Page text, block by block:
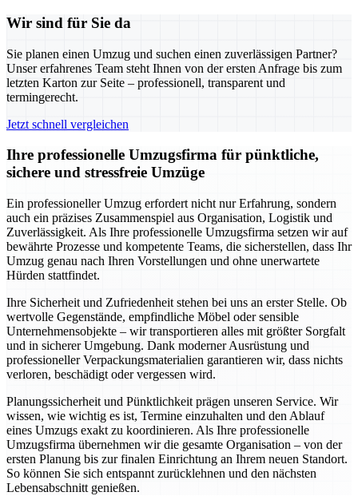
Wir sind für Sie da
Sie planen einen Umzug und suchen einen zuverlässigen Partner?
Unser erfahrenes Team steht Ihnen von der ersten Anfrage bis zum
letzten Karton zur Seite – professionell, transparent und
termingerecht.
Jetzt schnell vergleichen
Ihre professionelle Umzugsfirma für pünktliche,
sichere und stressfreie Umzüge
Ein professioneller Umzug erfordert nicht nur Erfahrung, sondern
auch ein präzises Zusammenspiel aus Organisation, Logistik und
Zuverlässigkeit. Als Ihre professionelle Umzugsfirma setzen wir auf
bewährte Prozesse und kompetente Teams, die sicherstellen, dass Ihr
Umzug genau nach Ihren Vorstellungen und ohne unerwartete
Hürden stattfindet.
Ihre Sicherheit und Zufriedenheit stehen bei uns an erster Stelle. Ob
wertvolle Gegenstände, empfindliche Möbel oder sensible
Unternehmensobjekte – wir transportieren alles mit größter Sorgfalt
und in sicherer Umgebung. Dank moderner Ausrüstung und
professioneller Verpackungsmaterialien garantieren wir, dass nichts
verloren, beschädigt oder vergessen wird.
Planungssicherheit und Pünktlichkeit prägen unseren Service. Wir
wissen, wie wichtig es ist, Termine einzuhalten und den Ablauf
eines Umzugs exakt zu koordinieren. Als Ihre professionelle
Umzugsfirma übernehmen wir die gesamte Organisation – von der
ersten Planung bis zur finalen Einrichtung an Ihrem neuen Standort.
So können Sie sich entspannt zurücklehnen und den nächsten
Lebensabschnitt genießen.